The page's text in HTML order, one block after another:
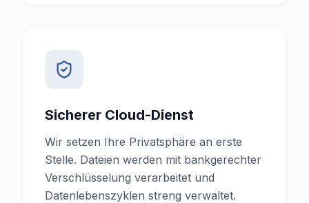
Sicherer Cloud-Dienst
Wir setzen Ihre Privatsphäre an erste
Stelle. Dateien werden mit bankgerechter
Verschlüsselung verarbeitet und
Datenlebenszyklen streng verwaltet.